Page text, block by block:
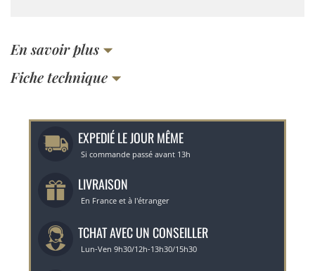
En savoir plus
Fiche technique
EXPEDIÉ LE JOUR MÊME
Si commande passé avant 13h
LIVRAISON
En France et à l'étranger
TCHAT AVEC UN CONSEILLER
Lun-Ven 9h30/12h-13h30/15h30